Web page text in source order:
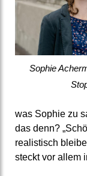
Sophie
was Sophie zu
das denn?
realistisch
steckt vor allem